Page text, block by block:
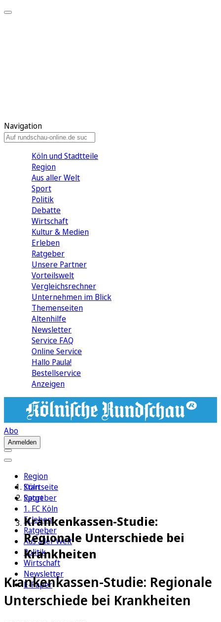
Navigation
Köln und Stadtteile
Region
Aus aller Welt
Sport
Politik
Debatte
Wirtschaft
Kultur & Medien
Erleben
Ratgeber
Unsere Partner
Vorteilswelt
Vergleichsrechner
Unternehmen im Blick
Themenseiten
Altenhilfe
Newsletter
Service FAQ
Online Service
Hallo Paula!
Bestellservice
Anzeigen
Abo
Anmelden
Region
Köln
Sport
1. FC Köln
Erleben
Ratgeber
Aus aller Welt
Politik
Wirtschaft
Newsletter
E-Paper
Startseite
Ratgeber
Krankenkassen-Studie:
Regionale Unterschiede bei
Krankheiten
Krankenkassen-Studie: Regionale
Unterschiede bei Krankheiten